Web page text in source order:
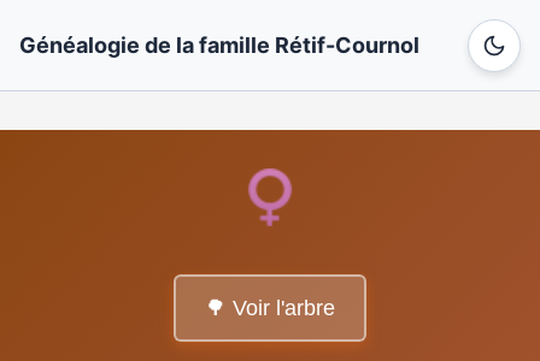
Généalogie de la famille Rétif-Cournol
🌳 Voir l'arbre